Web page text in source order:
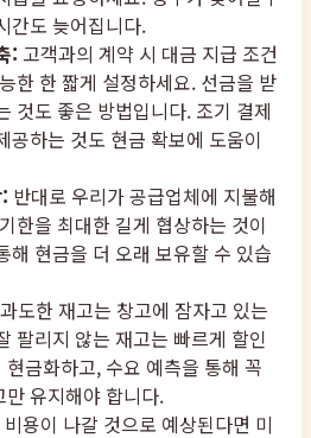
간도 늦어집니다.
: 고객과의 계약 시 대금 지급 조건
한 한 짧게 설정하세요. 선금을 받
것도 좋은 방법입니다. 조기 결제
공하는 것도 현금 확보에 도움이
반대로 우리가 공급업체에 지불해
한을 최대한 길게 협상하는 것이
해 현금을 더 오래 보유할 수 있습
과도한 재고는 창고에 잠자고 있는
팔리지 않는 재고는 빠르게 할인
금화하고, 수요 예측을 통해 꼭
유지해야 합니다.
비용이 나갈 것으로 예상된다면 미